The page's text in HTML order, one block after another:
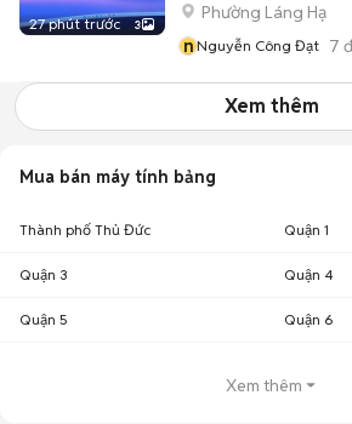
27 phút trước 3
Phường Láng Hạ
nNguyễn Công Đạt 7
Xem thêm
Mua bán máy tính bảng
Thành phố Thủ Đức Quận 1
Quận 3 Quận 4
Quận 5 Quận 6
Xem thêm